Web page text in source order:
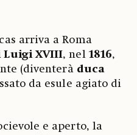
arriva a Roma
Luigi XVIII, nel1816,
(diventerà duca
da esule agiato di
e aperto, la